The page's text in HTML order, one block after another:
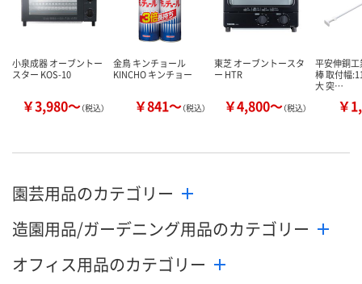
小泉成器 オーブントー
スター KOS-10
￥3,980～（税込）
金鳥 キンチョール
KINCHO キンチョー
￥841～（税込）
東芝 オーブントースタ
ー HTR
￥4,800～（税込）
平安伸銅
棒 取付幅
大 突…
￥
園芸用品のカテゴリー
造園用品/ガーデニング用品のカテゴリー
オフィス用品のカテゴリー